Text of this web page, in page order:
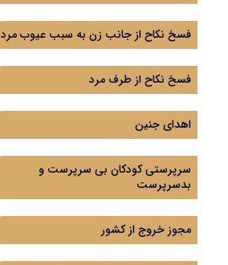
فسخ نکاح از جانب زن به سبب عیوب مرد
فسخ نکاح از طرف مرد
اهدای جنین
سرپرستی کودکان بی سرپرست و
بدسرپرست
مجوز خروج از کشور